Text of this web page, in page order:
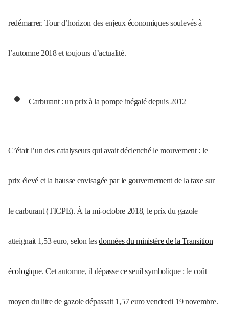
redémarrer. Tour d’horizon des enjeux économiques soulevés à
l’automne 2018 et toujours d’actualité.
Carburant : un prix à la pompe inégalé depuis 2012
C’était l’un des catalyseurs qui avait déclenché le mouvement : le
prix élevé et la hausse envisagée par le gouvernement de la taxe sur
le carburant (TICPE). À la mi-octobre 2018, le prix du gazole
atteignait 1,53 euro, selon lesdonnées du ministère de la Transition
écologique. Cet automne, il dépasse ce seuil symbolique : le coût
moyen du litre de gazole dépassait 1,57 euro vendredi 19 novembre.